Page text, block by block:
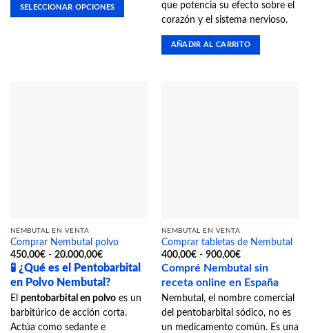
SELECCIONAR OPCIONES
producto
que potencia su efecto sobre el
corazón y el sistema nervioso.
AÑADIR AL CARRITO
NEMBUTAL EN VENTA
Comprar Nembutal polvo
450,00€ - 20.000,00€Rango
de
precios:
desde
hasta
20.000,00€
🧪 ¿Qué es el Pentobarbital
en Polvo Nembutal?
El pentobarbital en polvoes un
barbitúrico de acción corta.
Actúa como sedante e
NEMBUTAL EN VENTA
Comprar tabletas de Nembutal
400,00€ - 900,00€Rango
de
precios:
desde
400,00€
hasta
900,00€
Compré Nembutal sin
receta online en España
Nembutal, el nombre comercial
del pentobarbital sódico, no es
un medicamento común. Es una